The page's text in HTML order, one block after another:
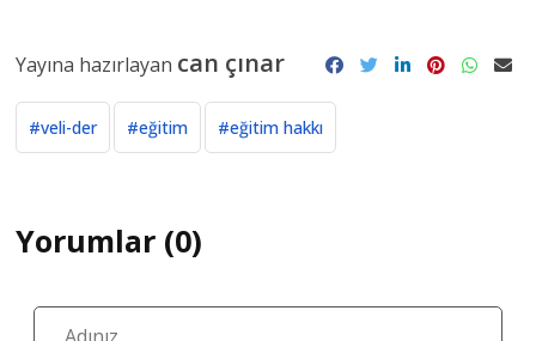
Yayına hazırlayan can çınar
#veli-der #eğitim #eğitim hakkı
Yorumlar (0)